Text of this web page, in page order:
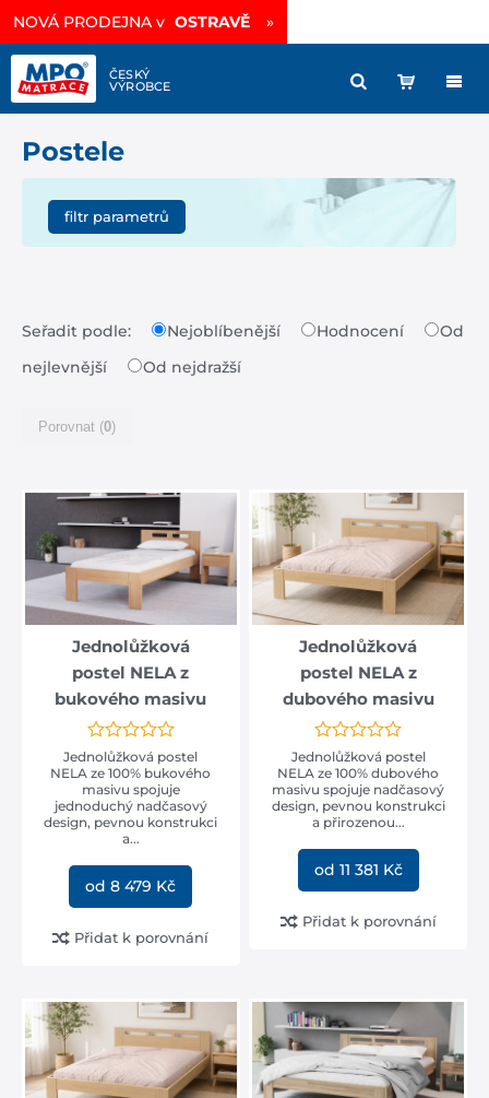
NOVÁ PRODEJNA v OSTRAVĚ »
Postele
filtr parametrů
Manželské postele
provedení postele
buk průběžný
dub průběžný
vnitřní rozměr postele
90x200(3)
100x200(3)
140x200(5)
160x200(6)
170x200(4)
180x200 (6)
200x200(4)
100x210(3)
170x210
(4)
180x210(6)
200x210(4)
Seřadit podle: Nejoblíbenější Hodnocení
Od
nejlevnější
Od nejdražší
Porovnat (0)
Jednolůžková
postel NELA z
bukového masivu
Jednolůžková postel
NELA ze 100% bukového
masivu spojuje
jednoduchý nadčasový
design, pevnou konstrukci
a...
od 8 479 Kč
Přidat k porovnání
Jednolůžková
postel NELA z
dubového masivu
Jednolůžková postel
NELA ze 100% dubového
masivu spojuje nadčasový
design, pevnou konstrukci
a přirozenou...
od 11 381 Kč
Přidat k porovnání